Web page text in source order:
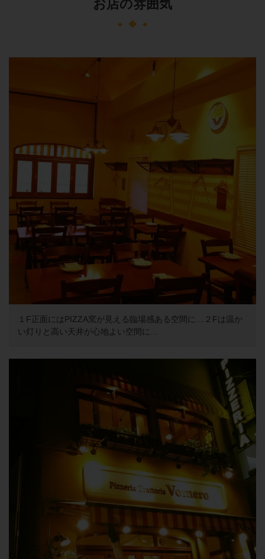
お店の雰囲気
１F正面にはPIZZA窯が見える臨場感ある空間に…２Fは温か
い灯りと高い天井が心地よい空間に…